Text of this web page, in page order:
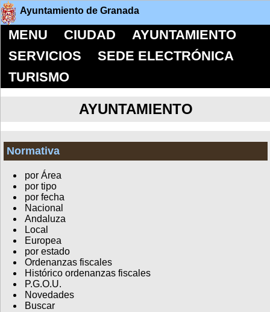
Ayuntamiento de Granada
MENU CIUDAD
AYUNTAMIENTO
SERVICIOS
SEDE ELECTRÓNICA
TURISMO
AYUNTAMIENTO
Normativa
por Área
por tipo
por fecha
Nacional
Andaluza
Local
Europea
por estado
Ordenanzas fiscales
Histórico ordenanzas fiscales
P.G.O.U.
Novedades
Buscar